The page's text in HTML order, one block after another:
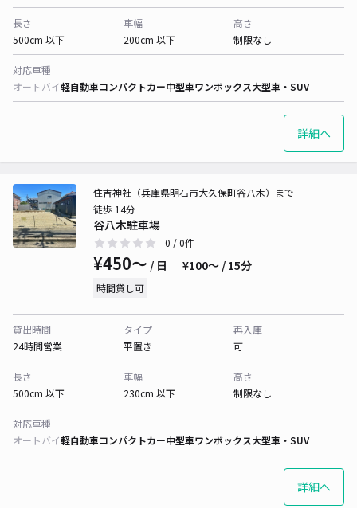
長さ
500cm 以下
車幅
200cm 以下
高さ
制限なし
対応車種
オートバイ軽自動車コンパクトカー中型車ワンボックス大型車・SUV
詳細へ
谷八木駐車場
住吉神社（兵庫県明石市大久保町谷八木）まで
徒歩 14分
0 / 0件
¥450〜 / 日 ¥100〜 / 15分
時間貸し可
貸出時間
24時間営業
タイプ
平置き
再入庫
可
長さ
500cm 以下
車幅
230cm 以下
高さ
制限なし
対応車種
オートバイ軽自動車コンパクトカー中型車ワンボックス大型車・SUV
詳細へ